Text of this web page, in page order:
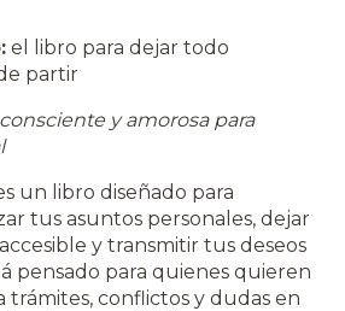
el libro para dejar todo
partir
y amorosa para
un libro diseñado para
tus asuntos personales, dejar
y transmitir tus deseos
pensado para quienes quieren
trámites, conflictos y dudas en